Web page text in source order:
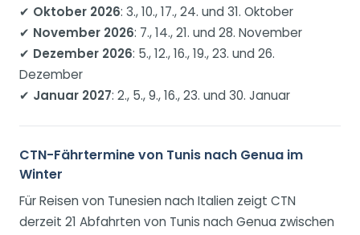
✔ Oktober 2026: 3., 10., 17., 24. und 31. Oktober
✔ November 2026: 7., 14., 21. und 28. November
✔ Dezember 2026: 5., 12., 16., 19., 23. und 26.
Dezember
✔ Januar 2027: 2., 5., 9., 16., 23. und 30. Januar
CTN-Fährtermine von Tunis nach Genua im
Winter
Für Reisen von Tunesien nach Italien zeigt CTN
derzeit 21 Abfahrten von Tunis nach Genua zwischen